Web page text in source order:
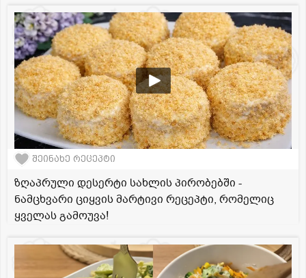
შეინახე რეცეპტი
ზღაპრული დესერტი სახლის პირობებში -
ნამცხვარი ციყვის მარტივი რეცეპტი, რომელიც
ყველას გამოუვა!